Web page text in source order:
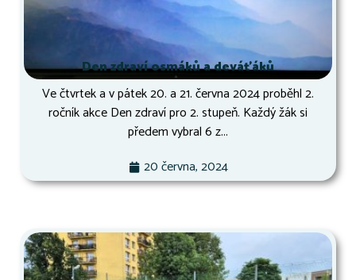
Den zdraví osmáků a deváťáků
Ve čtvrtek a v pátek 20. a 21. června 2024 proběhl 2.
ročník akce Den zdraví pro 2. stupeň. Každý žák si
předem vybral 6 z...
20 června, 2024